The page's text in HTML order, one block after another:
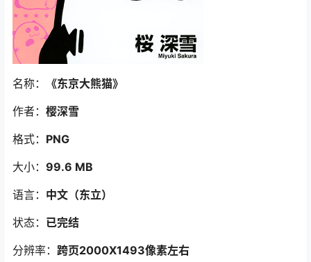
名称：
《东京大熊猫》
作者： 樱深雪
格式： PNG
大小： 99.6 MB
语言： 中文 （东立）
状态： 已完结
分辨率： 跨页2000X1493像素左右